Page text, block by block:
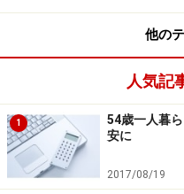
他の
人気記
1
54歳一人暮
安に
2017/08/19